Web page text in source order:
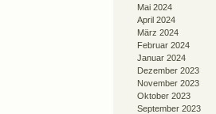
Mai 2024
April 2024
März 2024
Februar 2024
Januar 2024
Dezember 2023
November 2023
Oktober 2023
September 2023